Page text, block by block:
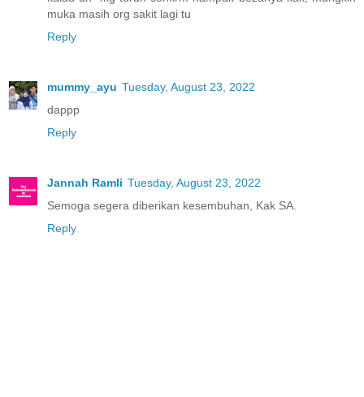
muka masih org sakit lagi tu
Reply
mummy_ayu Tuesday, August 23, 2022
dappp
Reply
Jannah Ramli Tuesday, August 23, 2022
Semoga segera diberikan kesembuhan, Kak SA.
Reply